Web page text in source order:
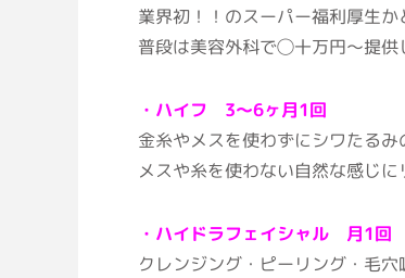
業界初！！のスーパー福利厚生
普段は美容外科で◯十万円〜提供
・ハイフ 3～6ヶ月1回
金糸やメスを使わずにシワたる
メスや糸を使わない自然な感じに
・ハイドラフェイシャル 月1回
クレンジング・ピーリング・毛